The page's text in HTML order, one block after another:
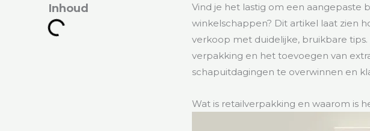
Inhoud
Vind je het lastig om een aangepaste
winkelschappen? Dit artikel laat zien
verkoop met duidelijke, bruikbare
verpakking en het toevoegen van
schapuitdagingen te overwinnen en
Wat is retailverpakking en waarom is